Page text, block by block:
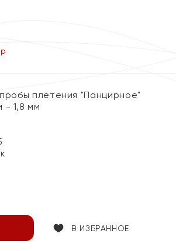
плетения "Панцирное"
- 1,8 мм
В ИЗБРАННОЕ